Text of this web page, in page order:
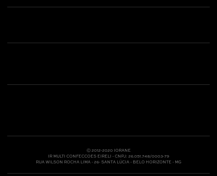
Nossas Lojas
Ⓒ 2012-2020 IORANE
IR MULTI CONFECCOES EIRELI - CNPJ: 26.051.748/0003-79
RUA WILSON ROCHA LIMA - 26- SANTA LÚCIA - BELO HORIZONTE - MG